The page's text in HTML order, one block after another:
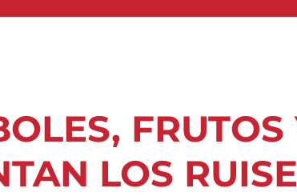
LOS